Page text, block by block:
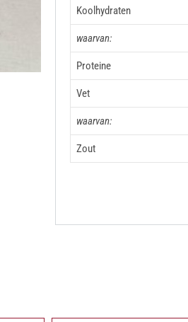
Koolhydraten
waarvan:
Proteine
Vet
waarvan:
Zout